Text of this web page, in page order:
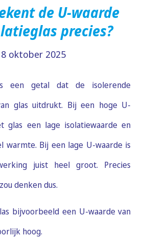
de U-waarde
precies?
8 oktober 2025
een getal dat de isolerende
glas uitdrukt. Bij een hoge U-
glas een lage isolatiewaarde en
warmte. Bij een lage U-waarde is
juist heel groot. Precies
denken dus.
bijvoorbeeld een U-waarde van
hoog.